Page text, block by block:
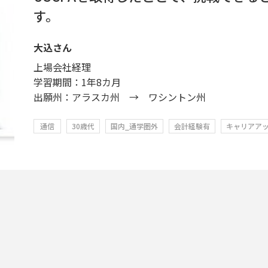
す。
大込さん
上場会社経理
学習期間：1年8カ月
出願州：アラスカ州 → ワシントン州
通信 30歳代 国内_通学圏外 会計経験有 キャリアア